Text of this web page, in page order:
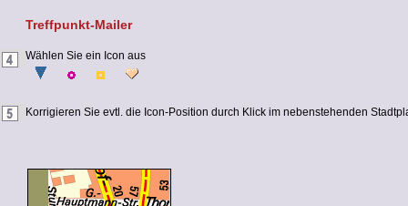
Treffpunkt-Mailer
Wählen Sie ein Icon aus
Korrigieren Sie evtl. die Icon-Position durch Klick im nebenstehenden